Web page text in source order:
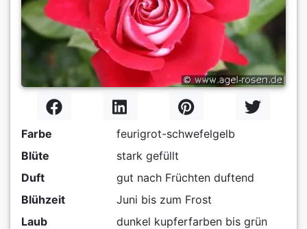
Farbe
feurigrot-schwefelgelb
Blüte
stark gefüllt
Duft
gut nach Früchten duftend
Blühzeit
Juni bis zum Frost
Laub
dunkel kupferfarben bis grün